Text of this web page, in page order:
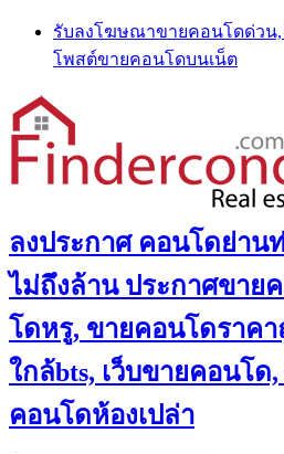
Skip
content
รับลงโฆษณาขายคอนโดด่วน,
โพสต์ขายคอนโดบนเน็ต
ลงประกาศ คอนโดย่าน
ไม่ถึงล้าน ประกาศขาย
โดหรู, ขายคอนโดราค
ใกล้bts, เว็บขายคอนโ
คอนโดห้องเปล่า